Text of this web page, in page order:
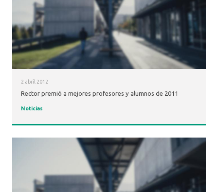
2 abril 2012
Rector premió a mejores profesores y alumnos de 2011
Noticias